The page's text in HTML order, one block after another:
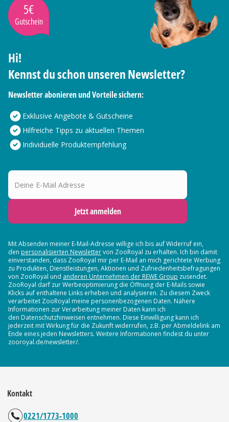
5€
Gutschein
Hi!
Kennst du schon unseren Newsletter?
Newsletter abonieren und Vorteile sichern:
Exklusive Angebote & Gutscheine
Hilfreiche Tipps zu aktuellen Themen
Individuelle Produktempfehlung
Deine E-Mail Adresse
Jetzt anmelden
Mit Absenden meiner E-Mail-Adresse willige ich bis auf Widerruf ein,
den personalisierten Newslettervon ZooRoyal zu erhalten. Ich bin damit
einverstanden, dass ZooRoyal mir per E-Mail an mich gerichtete Werbung
zu Produkten, Dienstleistungen, Aktionen und Zufriedenheitsbefragungen
von ZooRoyal und anderen Unternehmen der REWE Group zusendet.
ZooRoyal darf zur Werbeoptimierung die Öffnung der E-Mails sowie
Klicks auf enthaltene Links erheben und analysieren. Zu diesem Zweck
verarbeitet ZooRoyal meine personenbezogenen Daten. Nähere
Informationen zur Verarbeitung meiner Daten kann ich
den Datenschutzhinweisen entnehmen. Diese Einwilligung kann ich
jederzeit mit Wirkung für die Zukunft widerrufen, z.B. per Abmeldelink am
Ende eines jeden Newsletters. Weitere Informationen findest du unter
zooroyal.de/newsletter/.
Kontakt
0221/1773-1000